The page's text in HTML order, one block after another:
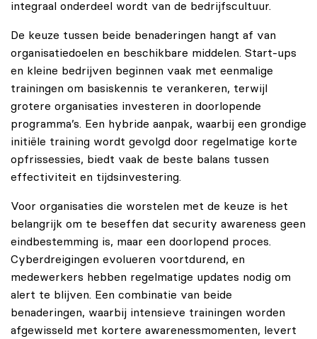
integraal onderdeel wordt van de bedrijfscultuur.
De keuze tussen beide benaderingen hangt af van
organisatiedoelen en beschikbare middelen. Start-ups
en kleine bedrijven beginnen vaak met eenmalige
trainingen om basiskennis te verankeren, terwijl
grotere organisaties investeren in doorlopende
programma’s. Een hybride aanpak, waarbij een grondige
initiële training wordt gevolgd door regelmatige korte
opfrissessies, biedt vaak de beste balans tussen
effectiviteit en tijdsinvestering.
Voor organisaties die worstelen met de keuze is het
belangrijk om te beseffen dat security awareness geen
eindbestemming is, maar een doorlopend proces.
Cyberdreigingen evolueren voortdurend, en
medewerkers hebben regelmatige updates nodig om
alert te blijven. Een combinatie van beide
benaderingen, waarbij intensieve trainingen worden
afgewisseld met kortere awarenessmomenten, levert